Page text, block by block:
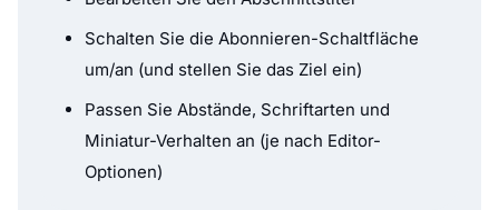
Schalten Sie die Abonnieren-Schaltfläche
um/an (und stellen Sie das Ziel ein)
Passen Sie Abstände, Schriftarten und
Miniatur-Verhalten an (je nach Editor-
Optionen)